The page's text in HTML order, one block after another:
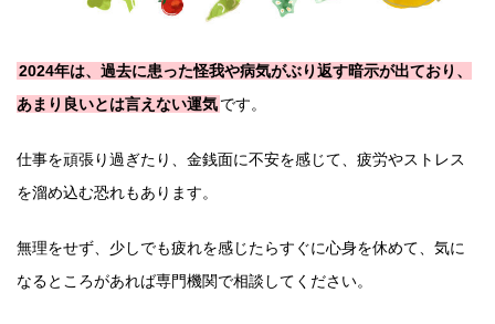
2024年は、過去に患った怪我や病気がぶり返す暗示が出ており、
あまり良いとは言えない運気です。
仕事を頑張り過ぎたり、金銭面に不安を感じて、疲労やストレス
を溜め込む恐れもあります。
無理をせず、少しでも疲れを感じたらすぐに心身を休めて、気に
なるところがあれば専門機関で相談してください。